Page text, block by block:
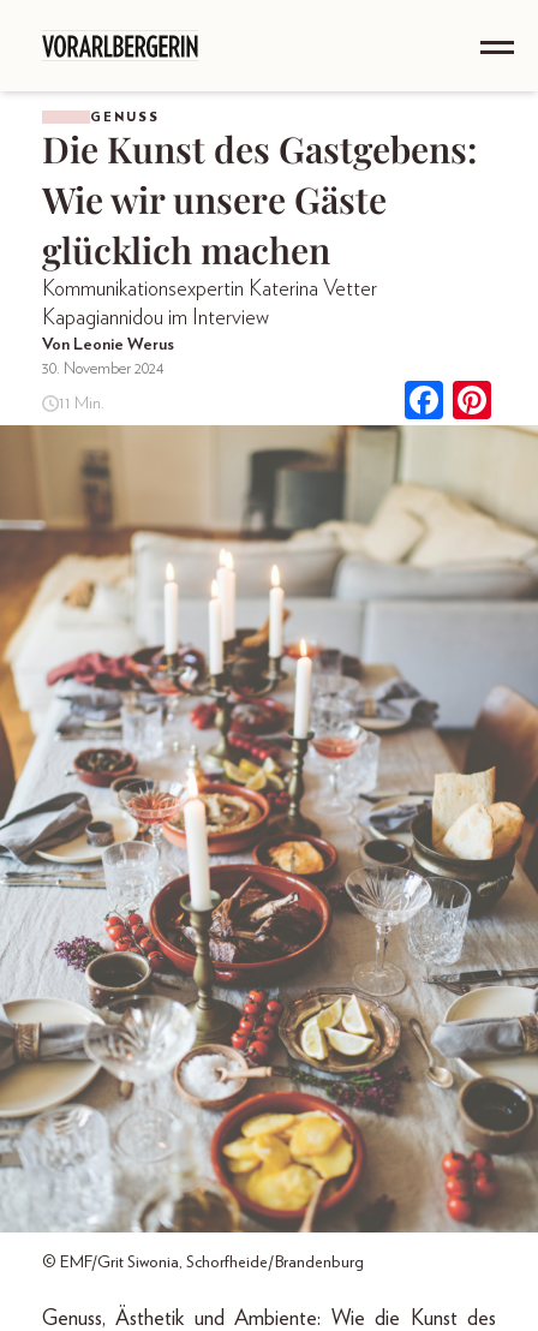
GENUSS
Die Kunst des Gastgebens:
Wie wir unsere Gäste
glücklich machen
Kommunikationsexpertin Katerina Vetter
Kapagiannidou im Interview
Von Leonie Werus
30. November 2024
11 Min.
© EMF/Grit Siwonia, Schorfheide/Brandenburg
Genuss, Ästhetik und Ambiente: Wie die Kunst des